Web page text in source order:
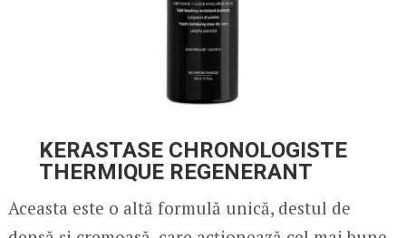
KERASTASE CHRONOLOGISTE
THERMIQUE REGENERANT
Aceasta este o altă formulă unică, destul de